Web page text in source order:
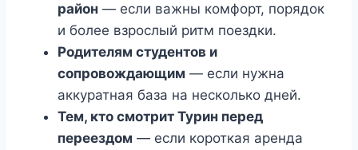
район — если важны комфорт, порядок
и более взрослый ритм поездки.
Родителям студентов и
сопровождающим — если нужна
аккуратная база на несколько дней.
Тем, кто смотрит Турин перед
переездом — если короткая аренда